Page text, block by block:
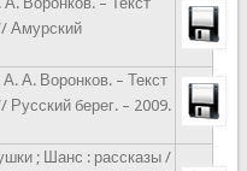
Амурский
А. Воронков. – Текст
Русский берег. – 2009.
; Шанс : рассказы /